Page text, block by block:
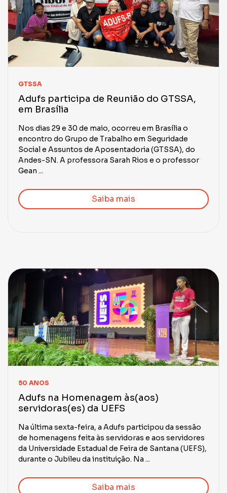
GTSSA
Adufs participa de Reunião do GTSSA,
em Brasília
Nos dias 29 e 30 de maio, ocorreu em Brasília o
encontro do Grupo de Trabalho em Seguridade
Social e Assuntos de Aposentadoria (GTSSA), do
Andes-SN. A professora Sarah Rios e o professor
Gean ...
Saiba mais
50 ANOS
Adufs na Homenagem às(aos)
servidoras(es) da UEFS
Na última sexta-feira, a Adufs participou da sessão
de homenagens feita às servidoras e aos servidores
da Universidade Estadual de Feira de Santana (UEFS),
durante o Jubileu da instituição. Na ...
Saiba mais